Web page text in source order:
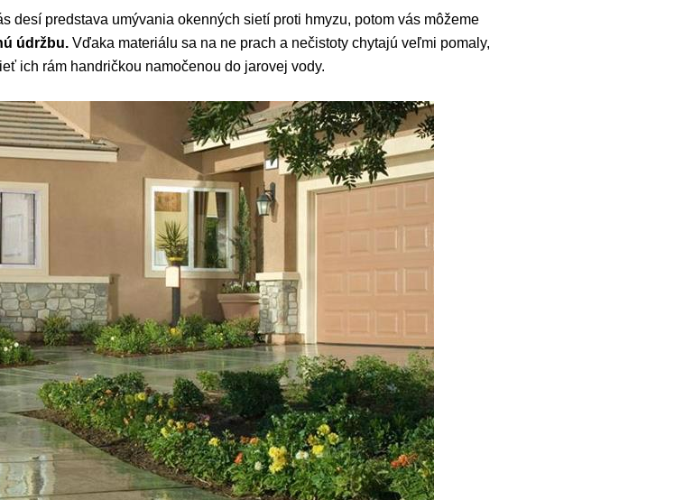
desí predstava umývania okenných sietí proti hmyzu, potom vás môžeme
údržbu. Vďaka materiálu sa na ne prach a nečistoty chytajú veľmi pomaly,
ich rám handričkou namočenou do jarovej vody.